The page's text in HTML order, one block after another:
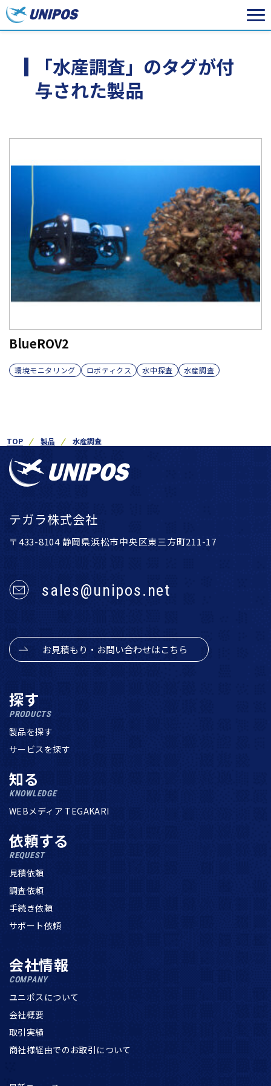
「水産調査」のタグが付
与された製品
BlueROV2
環境モニタリング ロボティクス 水中探査 水産調査
TOP 製品 水産調査
テガラ株式会社
〒433-8104 静岡県浜松市中央区東三方町211-17
sales@unipos.net
お見積もり・お問い合わせはこちら
探す
PRODUCTS
製品を探す
サービスを探す
知る
KNOWLEDGE
WEBメディア TEGAKARI
依頼する
REQUEST
見積依頼
調査依頼
手続き依頼
サポート依頼
会社情報
COMPANY
ユニポスについて
会社概要
取引実績
商社様経由でのお取引について